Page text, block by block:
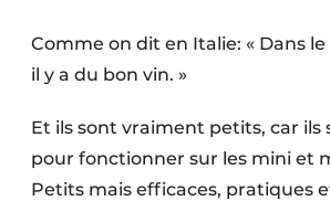
Géotextiles
Protection solaire
Comme on dit en Italie: « Dans
il y a du bon vin. »
Et ils sont vraiment petits, car ils
pour fonctionner sur les mini et
Petits mais efficaces, pratiques